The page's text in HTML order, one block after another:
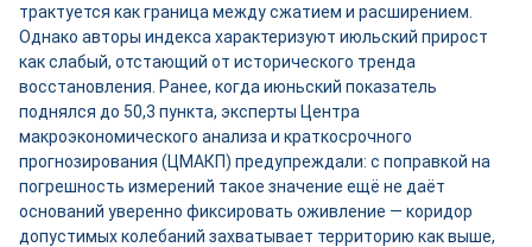
трактуется как граница между сжатием и расширением.
Однако авторы индекса характеризуют июльский прирост
как слабый, отстающий от исторического тренда
восстановления. Ранее, когда июньский показатель
поднялся до 50,3 пункта, эксперты Центра
макроэкономического анализа и краткосрочного
прогнозирования (ЦМАКП) предупреждали: с поправкой на
погрешность измерений такое значение ещё не даёт
оснований уверенно фиксировать оживление — коридор
допустимых колебаний захватывает территорию как выше,